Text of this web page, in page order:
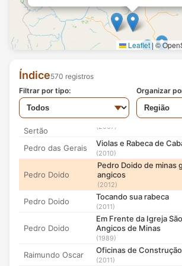
Cineasta/Produtor: Edson Dias Ferreira
Pedro Doido de minas gerais
angicos (2012)
Índice: 430
→ Mais informações
Leaflet|©
Índice570 registros
Filtrar por tipo:
Organizar
Mestre José
Raimundo
Saudade de Mirabela
(2009)
Minervino
Gonçalves
Rodrigues
Lutherie
(2009)
Minervino
Gonçalves
Rodrigues
Guimarães
Orquestra de
Rabecas do
Sertão
Orquestra de Rabecas
(2007)
Pedro das Gerais Violas e Rabeca de
(2010)
Pedro Doido
Pedro Doido de minas
angicos
(2012)
Pedro Doido Tocando sua rabeca
(2011)
Pedro Doido
Em Frente da Igreja
Angicos de Minas
(1989)
Raimundo Oscar Oficinas de
(2011)